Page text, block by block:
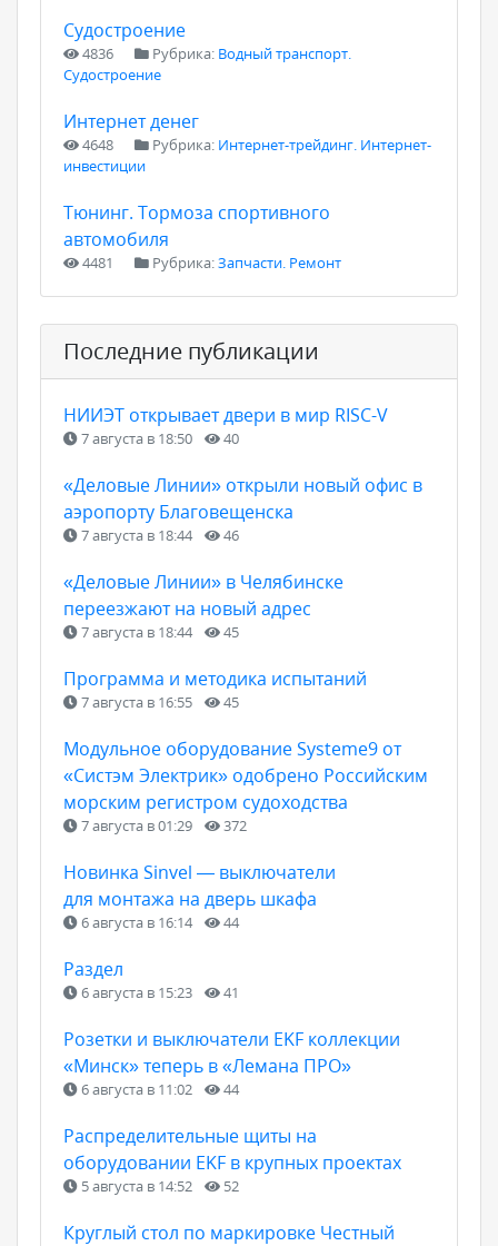
Судостроение
4836 Рубрика: Водный транспорт.
Судостроение
Интернет денег
4648 Рубрика: Интернет-трейдинг. Интернет-
инвестиции
Тюнинг. Тормоза спортивного
автомобиля
4481 Рубрика:Запчасти. Ремонт
Последние публикации
НИИЭТ открывает двери в мир RISC-V
7 августа в 18:50 40
«Деловые Линии» открыли новый офис в
аэропорту Благовещенска
7 августа в 18:44 46
«Деловые Линии» в Челябинске
переезжают на новый адрес
7 августа в 18:44 45
Программа и методика испытаний
7 августа в 16:55 45
Модульное оборудование Systeme9 от
«Систэм Электрик» одобрено Российским
морским регистром судоходства
7 августа в 01:29 372
Новинка Sinvel — выключатели
для монтажа на дверь шкафа
6 августа в 16:14 44
Раздел
6 августа в 15:23 41
Розетки и выключатели EKF коллекции
«Минск» теперь в «Лемана ПРО»
6 августа в 11:02 44
Распределительные щиты на
оборудовании EKF в крупных проектах
5 августа в 14:52 52
Круглый стол по маркировке Честный